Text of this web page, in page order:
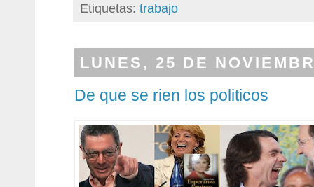
Etiquetas: trabajo
LUNES, 25 DE
De que se rien los politicos